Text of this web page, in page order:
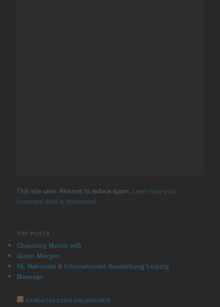
This site uses Akismet to reduce spam. Learn how your
comment data is processed.
TOP POSTS
Charming Merlin vdS
Guten Morgen
16. Nationale & Internationale Ausstellung Leipzig
Massage
SANDSTUECKEN-DALMATINER